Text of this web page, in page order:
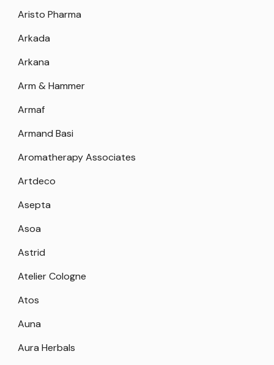
Aristo Pharma
Arkada
Arkana
Arm & Hammer
Armaf
Armand Basi
Aromatherapy Associates
Artdeco
Asepta
Asoa
Astrid
Atelier Cologne
Atos
Auna
Aura Herbals